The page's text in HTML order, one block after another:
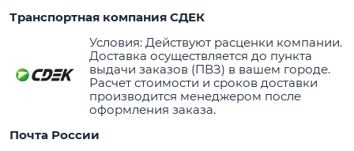
Транспортная компания СДЕК
Условия: Действуют расценки компании.
Доставка осуществляется до пункта
выдачи заказов (ПВЗ) в вашем городе.
Расчет стоимости и сроков доставки
производится менеджером после
оформления заказа.
Почта России